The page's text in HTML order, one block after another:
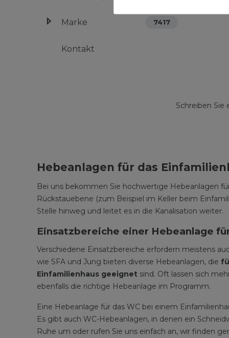
Marke 7417
Kontakt
Schreiben Sie
Hebeanlagen für das
Bei uns bekommen Sie hochwertige Hebeanlagen
Rückstauebene (zum Beispiel im Keller beim
Stelle hinweg und leitet es in die Kanalisation weiter.
Einsatzbereiche einer Hebeanlage
Verschiedene Einsatzbereiche erfordern meistens
wie SFA und Jung bieten diverse Hebeanlagen, die
Einfamilienhaus geeignet sind. Oft lassen sich
ebenfalls die richtige Hebeanlage im Programm.
Eine Hebeanlage für das WC bei einem
Es gibt auch WC-Hebeanlagen, in denen ein
Ruhe um oder rufen Sie uns einfach an, wir finden